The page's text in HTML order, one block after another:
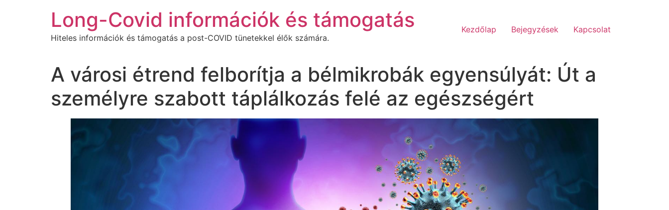
Long-Covid információk és támogatás
Hiteles információk és támogatás a post-COVID tünetekkel élők számára.
Kezdőlap Bejegyzések Kapcsolat
A városi étrend felborítja a bélmikrobák egyensúlyát: Út a
személyre szabott táplálkozás felé az egészségért